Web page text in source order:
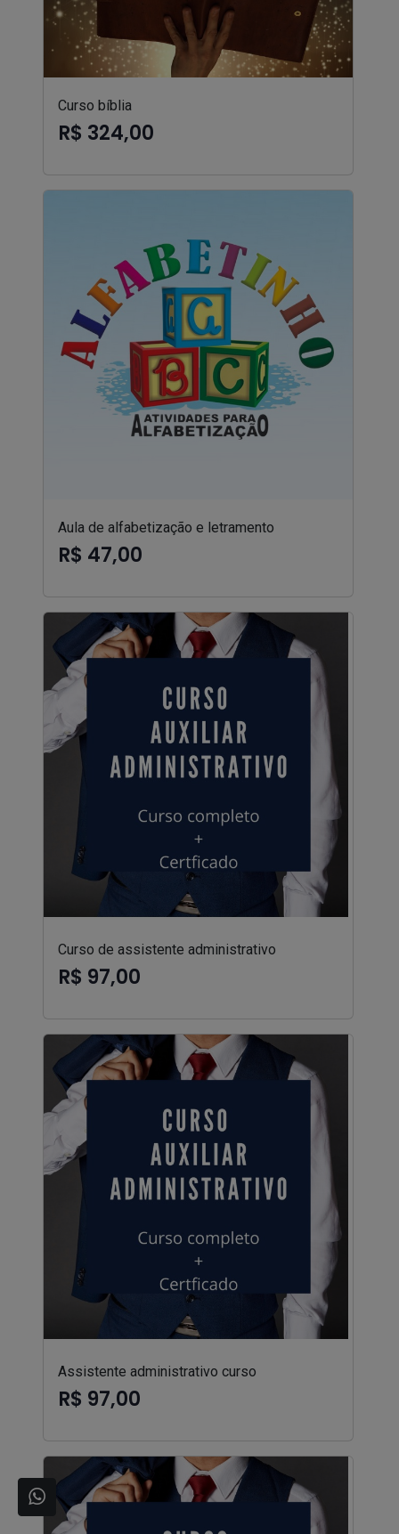
Curso bíblia
R$ 324,00
Aula de alfabetização e letramento
R$ 47,00
Curso de assistente administrativo
R$ 97,00
Assistente administrativo curso
R$ 97,00